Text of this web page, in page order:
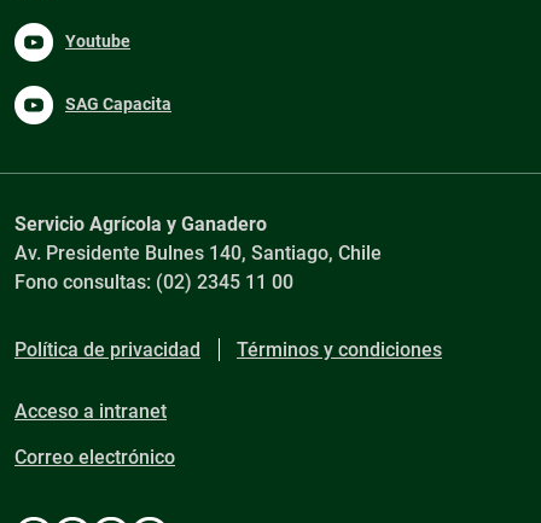
Youtube
SAG Capacita
Servicio Agrícola y Ganadero
Av. Presidente Bulnes 140, Santiago, Chile
Fono consultas: (02) 2345 11 00
Política de privacidad Términos y condiciones
Acceso a intranet
Correo electrónico